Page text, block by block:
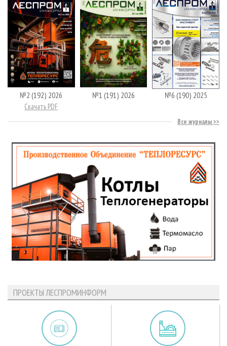
№2 (192) 2026
Скачать PDF
№1 (191) 2026 №6 (190) 2025
Все журналы
ПРОЕКТЫ ЛЕСПРОМИНФОРМ